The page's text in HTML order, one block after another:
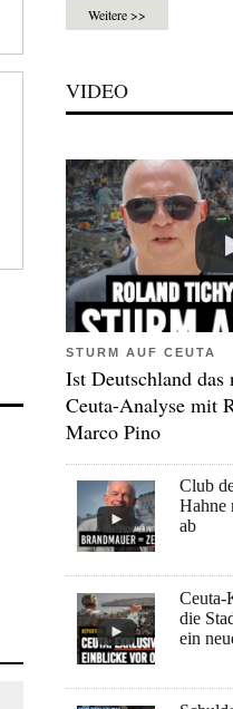
Weitere >>
VIDEO
STURM AUF CEUTA
Ist Deutschland das
Ceuta-Analyse mit
Marco Pino
Club
Hahne
ab
Ceuta-
die
ein